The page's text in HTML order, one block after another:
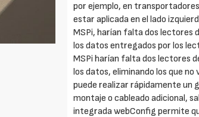
por ejemplo, en
estar aplicada en el lado
MSPi, harían falta dos lectores
los datos entregados por los
MSPi harían falta dos lectores
los datos, eliminando los que no
puede realizar rápidamente un
montaje o cableado adicional,
integrada webConfig permite